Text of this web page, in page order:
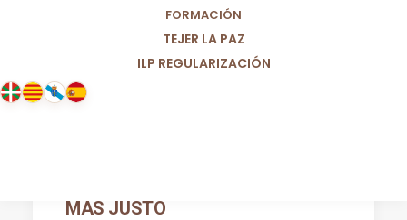
FORMACIÓN
TEJER LA PAZ
ILP REGULARIZACIÓN
MÁS JUSTO